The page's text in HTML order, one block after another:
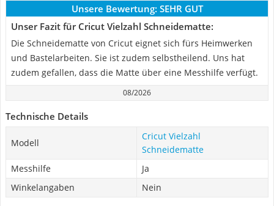
Unsere Bewertung: SEHR GUT
Unser Fazit für Cricut Vielzahl Schneidematte:
Die Schneidematte von Cricut eignet sich fürs Heimwerken
und Bastelarbeiten. Sie ist zudem selbstheilend. Uns hat
zudem gefallen, dass die Matte über eine Messhilfe verfügt.
08/2026
Technische Details
Modell
Cricut Vielzahl
Schneidematte
Messhilfe
Ja
Winkelangaben
Nein